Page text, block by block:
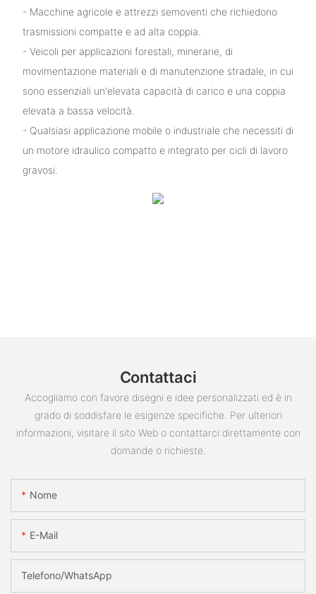
- Macchine agricole e attrezzi semoventi che richiedono
trasmissioni compatte e ad alta coppia.
- Veicoli per applicazioni forestali, minerarie, di
movimentazione materiali e di manutenzione stradale, in cui
sono essenziali un'elevata capacità di carico e una coppia
elevata a bassa velocità.
- Qualsiasi applicazione mobile o industriale che necessiti di
un motore idraulico compatto e integrato per cicli di lavoro
gravosi.
Contattaci
Accogliamo con favore disegni e idee personalizzati ed è in
grado di soddisfare le esigenze specifiche. Per ulteriori
informazioni, visitare il sito Web o contattarci direttamente con
domande o richieste.
Nome
E-Mail
Telefono/WhatsApp